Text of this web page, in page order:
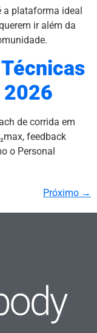
a plataforma ideal
ir além da
2026
de corrida em
feedback
o Personal
Próximo →